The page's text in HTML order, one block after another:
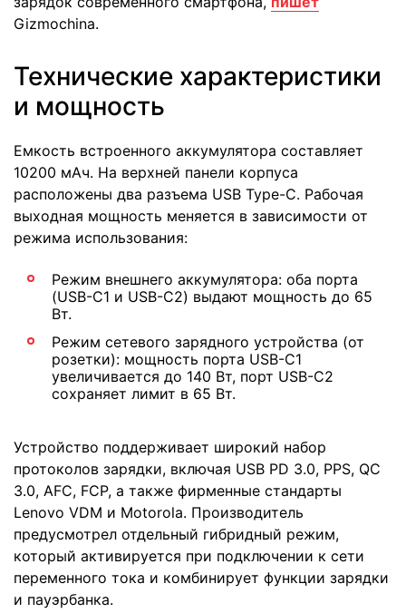
Gizmochina.
Технические характеристики
и мощность
Емкость встроенного аккумулятора составляет
10200 мАч. На верхней панели корпуса
расположены два разъема USB Type-C. Рабочая
выходная мощность меняется в зависимости от
режима использования:
Режим внешнего аккумулятора: оба порта
(USB-C1 и USB-C2) выдают мощность до 65
Вт.
Режим сетевого зарядного устройства (от
розетки): мощность порта USB-C1
увеличивается до 140 Вт, порт USB-C2
сохраняет лимит в 65 Вт.
Устройство поддерживает широкий набор
протоколов зарядки, включая USB PD 3.0, PPS, QC
3.0, AFC, FCP, а также фирменные стандарты
Lenovo VDM и Motorola. Производитель
предусмотрел отдельный гибридный режим,
который активируется при подключении к сети
переменного тока и комбинирует функции зарядки
и пауэрбанка.